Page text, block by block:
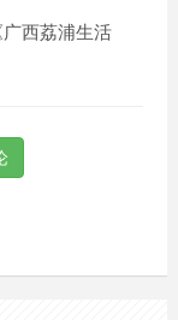
广西荔浦生活